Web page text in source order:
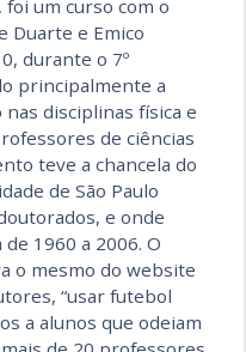
um curso com o
Duarte e Emico
durante o 7º
principalmente a
disciplinas física e
de ciências
teve a chancela do
de São Paulo
e onde
1960 a 2006. O
o mesmo do website
“usar futebol
a alunos que odeiam